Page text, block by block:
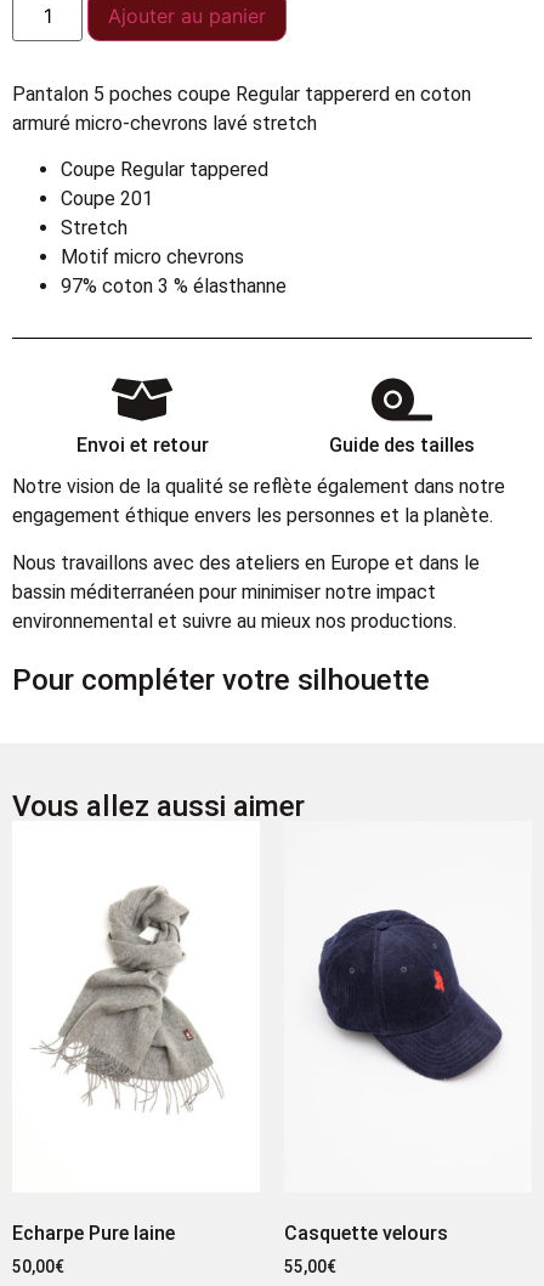
Ajouter au panier
Pantalon 5 poches coupe Regular tappererd en coton
armuré micro-chevrons lavé stretch
Coupe Regular tappered
Coupe 201
Stretch
Motif micro chevrons
97% coton 3 % élasthanne
Envoi et retour
Guide des tailles
Notre vision de la qualité se reflète également dans notre
engagement éthique envers les personnes et la planète.
Nous travaillons avec des ateliers en Europe et dans le
bassin méditerranéen pour minimiser notre impact
environnemental et suivre au mieux nos productions.
Pour compléter votre silhouette
Vous allez aussi aimer
Echarpe Pure laine
50,00€
Casquette velours
55,00€